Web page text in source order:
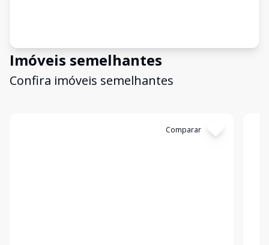
Imóveis semelhantes
Confira imóveis semelhantes
Comparar